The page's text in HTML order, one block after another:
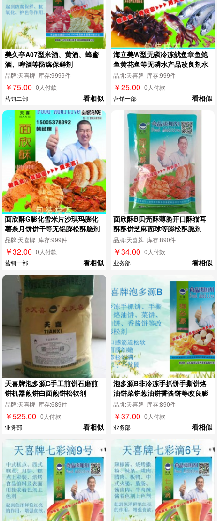
美久亭A07型米酒、黄酒、蜂蜜
酒、啤酒等防腐保鲜剂
品牌:天喜牌 库存:9999件
￥75.00 0人付款
营销二部
看相似
海立美W型无磷冷冻鱿鱼章鱼鲍
鱼黄花鱼等无磷水产品改良剂水
发剂
品牌:天喜牌 库存:999件
￥25.00 0人付款
营销一部
看相似
面欣酥G膨化雪米片沙琪玛膨化
薯条月饼饼干等无铝膨松酥脆剂
品牌:天喜牌 库存:999件
￥32.00 0人付款
营销一部
看相似
面欣酥B贝壳酥薄脆开口酥猫耳
酥酥饼芝麻面球等膨松酥脆剂
品牌:天喜牌 库存:890件
￥34.00 0人付款
业务部
看相似
天喜牌泡多源C手工煎饼石磨煎
饼机器煎饼白面煎饼松软剂
品牌:天喜牌 库存:689件
￥525.00 0人付款
业务部
看相似
泡多源B非冷冻手抓饼手撕饼烙
油饼菜饼葱油饼香酱饼等改良膨
松剂
品牌:天喜牌 库存:890件
￥37.00 0人付款
业务部
看相似